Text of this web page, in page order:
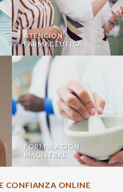
ATENCIÓN
FARMACÉUTICA
FORMULACIÓN
MAGISTRAL
CONFIANZA ONLINE